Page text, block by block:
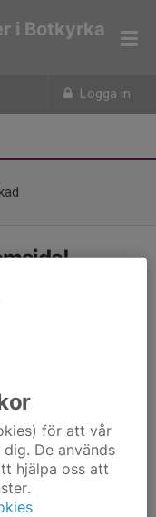
Logga in
i Botkyrka
för att vår
De används
hjälpa oss att